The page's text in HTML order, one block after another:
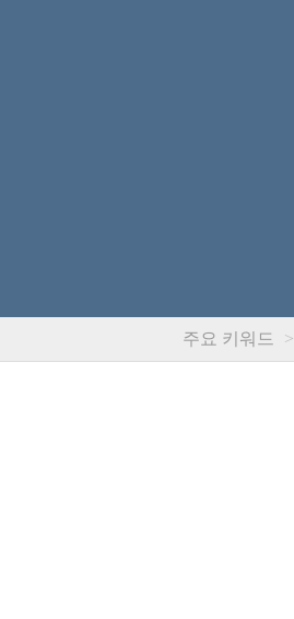
주요 키워드 >